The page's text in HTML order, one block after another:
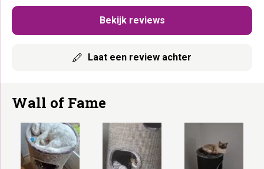
Bekijk reviews
Laat een review achter
Wall of Fame